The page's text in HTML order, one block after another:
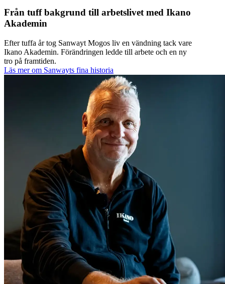
Från tuff bakgrund till arbetslivet med Ikano
Akademin
Efter tuffa år tog Sanwayt Mogos liv en vändning tack vare
Ikano Akademin. Förändringen ledde till arbete och en ny
tro på framtiden.
Läs mer om Sanwayts fina historia